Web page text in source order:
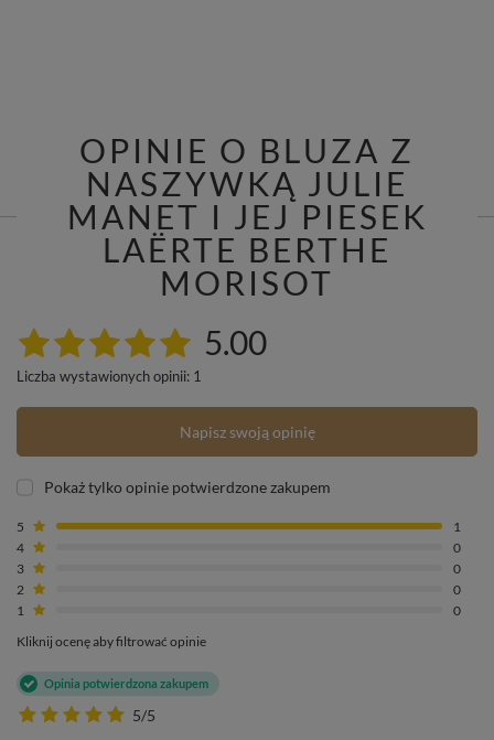
OPINIE O BLUZA Z
NASZYWKĄ JULIE
MANET I JEJ PIESEK
LAËRTE BERTHE
MORISOT
5.00
Liczba wystawionych opinii: 1
Napisz swoją opinię
Pokaż tylko opinie potwierdzone zakupem
5
1
4
0
3
0
2
0
1
0
Kliknij ocenę aby filtrować opinie
5/5
Opinia potwierdzona zakupem